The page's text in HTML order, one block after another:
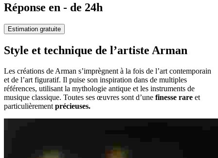
Réponse en - de 24h
Estimation gratuite
Style et technique de l’artiste Arman
Les créations de Arman s’imprègnent à la fois de l’art contemporain
et de l’art figuratif. Il puise son inspiration dans de multiples
références, utilisant la mythologie antique et les instruments de
musique classique. Toutes ses œuvres sont d’une finesse rare et
particulièrement précieuses.